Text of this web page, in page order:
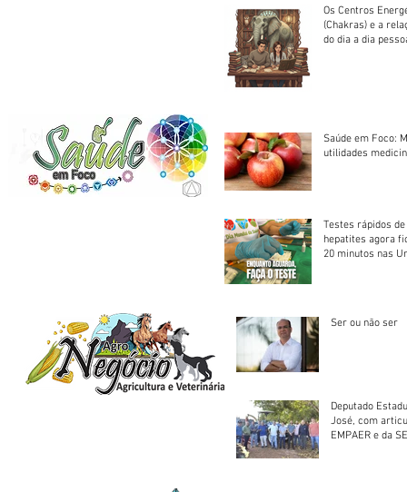
Os Centros
(Chakras) e a
do dia a dia
Saúde em Foco:
utilidades
Testes rápidos
hepatites agora
20 minutos nas
Ser ou não ser
Deputado
José, com
EMPAER e da